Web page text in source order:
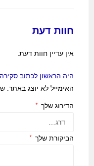
חוות דעת
אין עדיין חוות דעת.
היה הראשון לכתוב סקירה “ספק כוח
האימייל לא יוצג באתר.
הדירוג שלך *
הביקורת שלך *